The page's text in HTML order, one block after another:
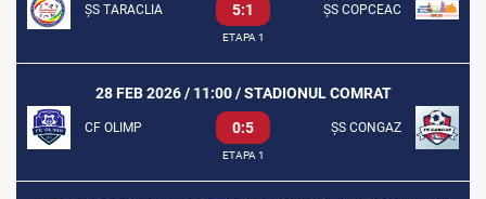
ȘS TARACLIA 5:1 ȘS COPCEAC
ETAPA 1
28 FEB 2026 / 11:00 / STADIONUL COMRAT
CF OLIMP 0:5 ȘS CONGAZ
ETAPA 1